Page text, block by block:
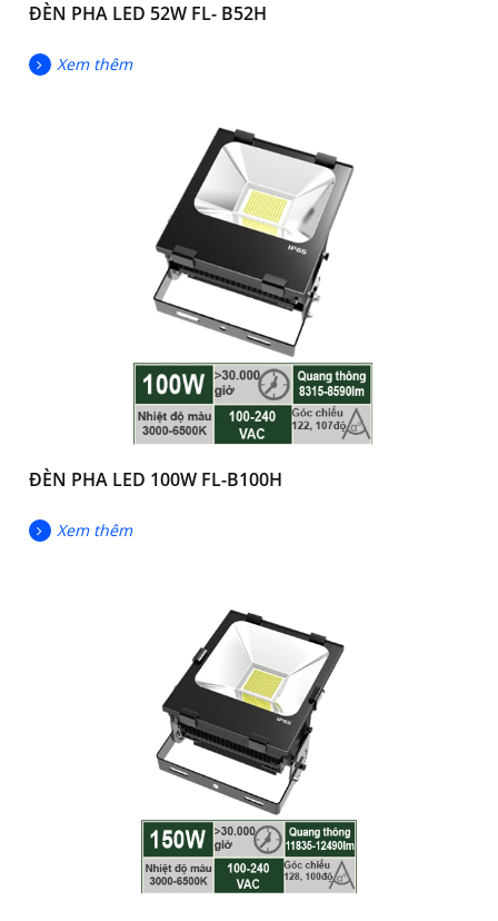
ĐÈN PHA LED 52W FL- B52H
Xem thêm
ĐÈN PHA LED 100W FL-B100H
Xem thêm